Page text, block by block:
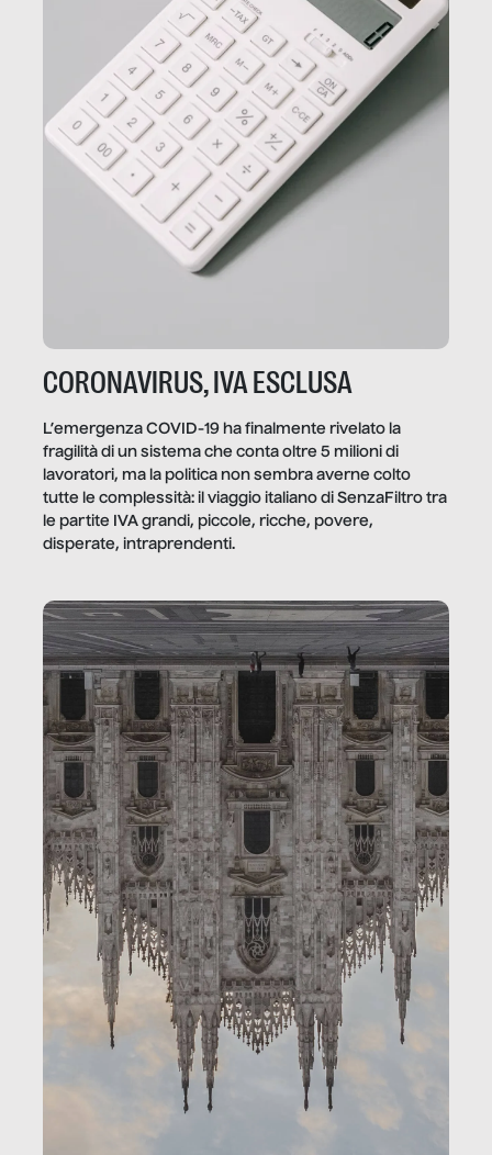
CORONAVIRUS, IVA ESCLUSA
L’emergenza COVID-19 ha finalmente rivelato la
fragilità di un sistema che conta oltre 5 milioni di
lavoratori, ma la politica non sembra averne colto
tutte le complessità: il viaggio italiano di SenzaFiltro tra
le partite IVA grandi, piccole, ricche, povere,
disperate, intraprendenti.